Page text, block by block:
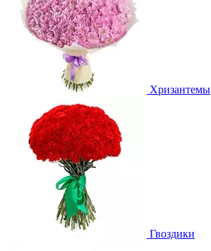
Хризантемы
Гвоздики